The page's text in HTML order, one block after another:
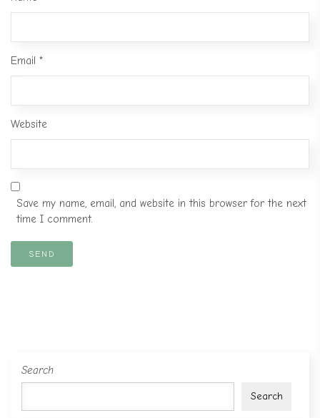
Email *
Website
Save my name, email, and website in this browser for the next
time I comment.
Search
Search